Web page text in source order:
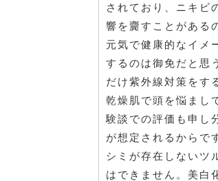
されており、ニキビ
響を齎すことがある
元気で健康的なイメ
するのは御免だと思
だけ紫外線対策をす
乾燥肌で頭を悩まし
験談での評価も申し
が想定されるからで
シミが存在しないツ
はできません。美白